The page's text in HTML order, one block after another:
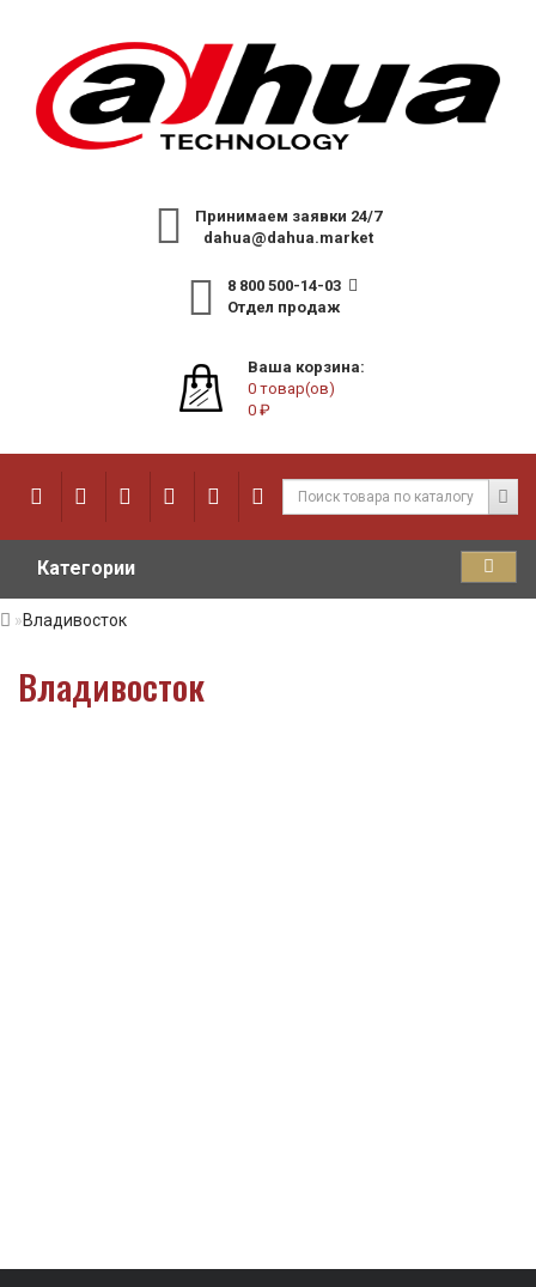
Принимаем заявки 24/7
dahua@dahua.market
8 800 500-14-03
Отдел продаж
Ваша корзина:
0 товар(ов)
0 ₽
Категории
Владивосток
Владивосток